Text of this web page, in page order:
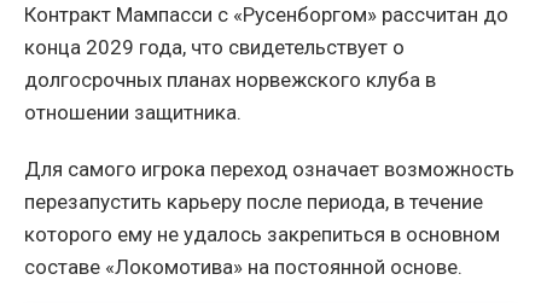
Контракт Мампасси с «Русенборгом» рассчитан до
конца 2029 года, что свидетельствует о
долгосрочных планах норвежского клуба в
отношении защитника.
Для самого игрока переход означает возможность
перезапустить карьеру после периода, в течение
которого ему не удалось закрепиться в основном
составе «Локомотива» на постоянной основе.